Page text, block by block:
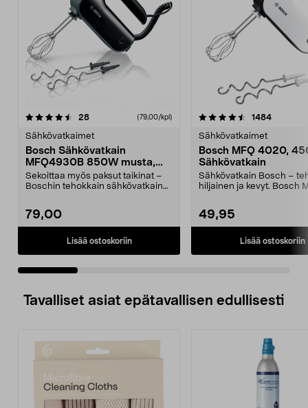
28arvostelut (79,00/kpl)
Sähkövatkaimet
Bosch Sähkövatkain
MFQ4930B 850W musta,
hopea
Sekoittaa myös paksut taikinat –
Boschin tehokkain sähkövatkain
79,00
Lisää ostoskoriin
4.5 viidestä
1484
Sähkövatkaimet
Bosch MFQ 4020,
Sähkövatkain
Sähkövatkain Bosch –
hiljainen ja kevyt. Bosch
49,95
Lisää ostoskoriin
4.5 viidestä
Tavalliset asiat epätavallisen edullisesti